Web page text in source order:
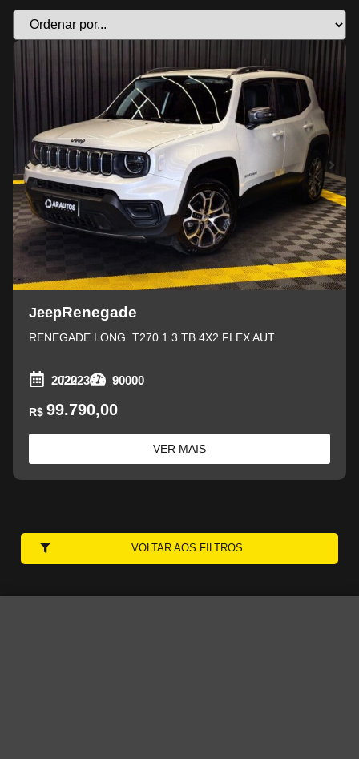
JeepRenegade
RENEGADE LONG. T270 1.3 TB 4X2 FLEX AUT.
2022
/2023 90000
R$99.790,00
VER MAIS
VOLTAR AOS FILTROS